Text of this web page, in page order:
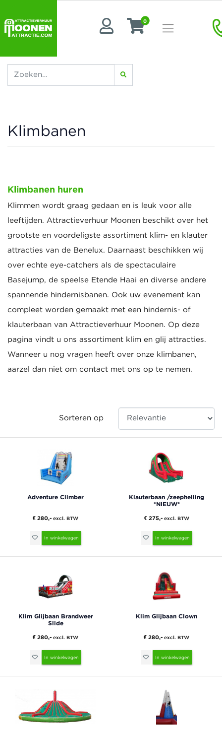
0
Klimbanen
Klimbanen huren
Klimmen wordt graag gedaan en is leuk voor alle
leeftijden. Attractieverhuur Moonen beschikt over het
grootste en voordeligste assortiment klim- en klauter
attracties van de Benelux. Daarnaast beschikken wij
over echte eye-catchers als de spectaculaire
Basejump, de speelse Etende Haai en diverse andere
spannende hindernisbanen. Ook uw evenement kan
compleet worden gemaakt met een hindernis- of
klauterbaan van Attractieverhuur Moonen. Op deze
pagina vindt u ons assortiment klim en glij attracties.
Wanneer u nog vragen heeft over onze klimbanen,
aarzel dan niet om contact met ons op te nemen.
Sorteren op
Adventure Climber
€ 280,- excl. BTW
In winkelwagen
Klauterbaan /zeephelling
*NIEUW*
€ 275,- excl. BTW
In winkelwagen
Klim Glijbaan Brandweer
Slide
€ 280,- excl. BTW
In winkelwagen
Klim Glijbaan Clown
€ 280,- excl. BTW
In winkelwagen